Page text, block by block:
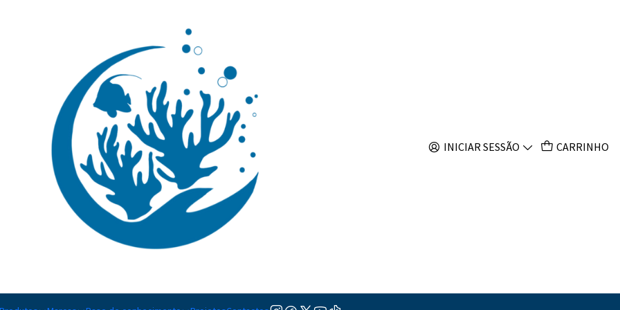
INICIAR SESSÃO CARRINHO
Tridacna maxima gold
Adicionar à lista de favoritos
Mostrar stock das localizações
PARTILHAR ESTE PRODUTO